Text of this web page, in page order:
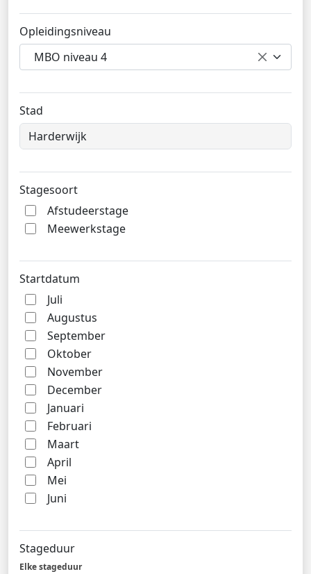
Opleidingsniveau
MBO niveau 4
Stad
Stagesoort
Afstudeerstage
Meewerkstage
Startdatum
Juli
Augustus
September
Oktober
November
December
Januari
Februari
Maart
April
Mei
Juni
Stageduur
Elke stageduur